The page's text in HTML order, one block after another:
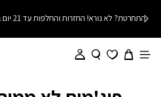
התחרטת? לא נורא! החזרות והחלפות עד 21 יום בחנויות הרשת